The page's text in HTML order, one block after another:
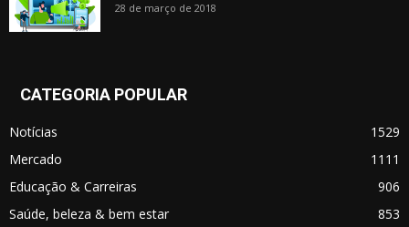
28 de março de 2018
CATEGORIA POPULAR
Notícias
1529
Mercado
1111
Educação & Carreiras
906
Saúde, beleza & bem estar
853